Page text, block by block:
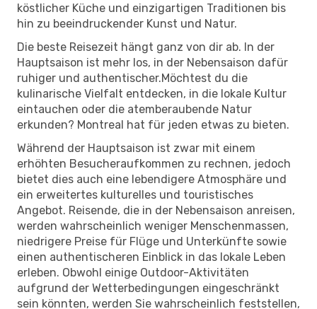
köstlicher Küche und einzigartigen Traditionen bis
hin zu beeindruckender Kunst und Natur.
Die beste Reisezeit hängt ganz von dir ab. In der
Hauptsaison ist mehr los, in der Nebensaison dafür
ruhiger und authentischer.Möchtest du die
kulinarische Vielfalt entdecken, in die lokale Kultur
eintauchen oder die atemberaubende Natur
erkunden? Montreal hat für jeden etwas zu bieten.
Während der Hauptsaison ist zwar mit einem
erhöhten Besucheraufkommen zu rechnen, jedoch
bietet dies auch eine lebendigere Atmosphäre und
ein erweitertes kulturelles und touristisches
Angebot. Reisende, die in der Nebensaison anreisen,
werden wahrscheinlich weniger Menschenmassen,
niedrigere Preise für Flüge und Unterkünfte sowie
einen authentischeren Einblick in das lokale Leben
erleben. Obwohl einige Outdoor-Aktivitäten
aufgrund der Wetterbedingungen eingeschränkt
sein könnten, werden Sie wahrscheinlich feststellen,